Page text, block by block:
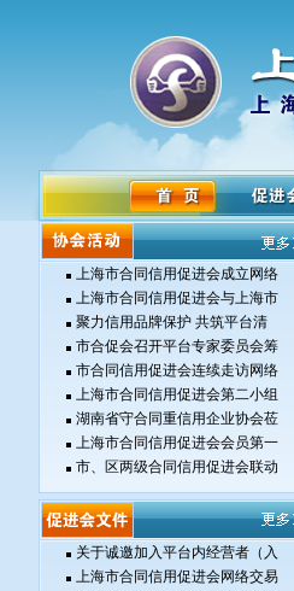
上海市合同信用促进会成立网络
上海市合同信用促进会与上海市
聚力信用品牌保护 共筑平台清
市合促会召开平台专家委员会筹
市合同信用促进会连续走访网络
上海市合同信用促进会第二小组
湖南省守合同重信用企业协会莅
上海市合同信用促进会会员第一
市、区两级合同信用促进会联动
关于诚邀加入平台内经营者（入
上海市合同信用促进会网络交易